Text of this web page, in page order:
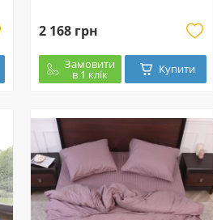
2 168 грн
Замовити
в 1 клік Купити